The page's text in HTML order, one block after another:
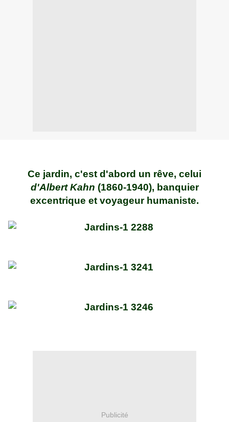
Ce jardin, c'est d'abord un rêve, celui
d'Albert Kahn (1860-1940), banquier
excentrique et voyageur humaniste.
Publicité